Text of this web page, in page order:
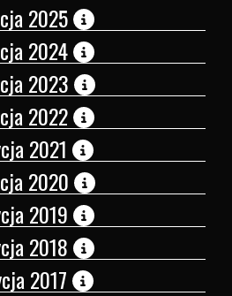
2025
2024
2023
2022
2021
2020
2019
2018
2017